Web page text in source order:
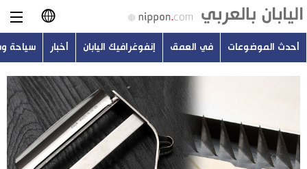
日本語
English
简体字
繁體字
أحدث الموضوعات
أحدث الموضوعات في العمق إنفوغرافيك اليابان أخبار سياحة